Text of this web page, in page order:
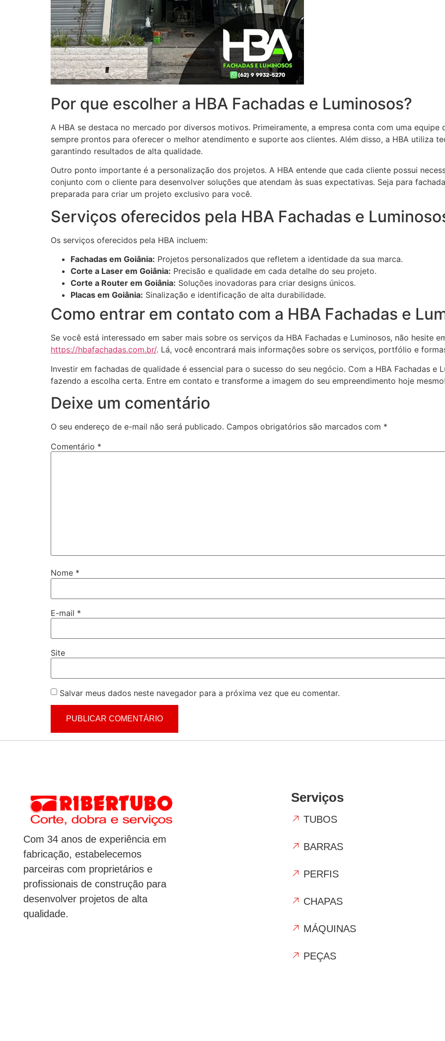
Por que escolher a HBA Fachadas e Luminosos?
A HBA se destaca no mercado por diversos motivos. Primeiramente, a empresa conta com uma
sempre prontos para oferecer o melhor atendimento e suporte aos clientes. Além disso, a HBA utiliza
garantindo resultados de alta qualidade.
Outro ponto importante é a personalização dos projetos. A HBA entende que cada cliente possui
conjunto com o cliente para desenvolver soluções que atendam às suas expectativas. Seja para
preparada para criar um projeto exclusivo para você.
Serviços oferecidos pela HBA Fachadas e
Os serviços oferecidos pela HBA incluem:
Fachadas em Goiânia: Projetos personalizados que refletem a identidade da sua marca.
Corte a Laser em Goiânia: Precisão e qualidade em cada detalhe do seu projeto.
Corte a Router em Goiânia: Soluções inovadoras para criar designs únicos.
Placas em Goiânia: Sinalização e identificação de alta durabilidade.
Como entrar em contato com a HBA Fachadas e
Se você está interessado em saber mais sobre os serviços da HBA Fachadas e Luminosos, não hesite
https://hbafachadas.com.br/. Lá, você encontrará mais informações sobre os serviços, portfólio e
Investir em fachadas de qualidade é essencial para o sucesso do seu negócio. Com a HBA Fachadas e
fazendo a escolha certa. Entre em contato e transforme a imagem do seu empreendimento hoje
Deixe um comentário
O seu endereço de e-mail não será publicado. Campos obrigatórios são marcados com *
Comentário *
Nome *
E-mail *
Site
Salvar meus dados neste navegador para a próxima vez que eu comentar.
Com 34 anos de experiência em
fabricação, estabelecemos
parceiras com proprietários e
profissionais de construção para
desenvolver projetos de alta
qualidade.
Serviços
TUBOS
BARRAS
PERFIS
CHAPAS
MÁQUINAS
PEÇAS